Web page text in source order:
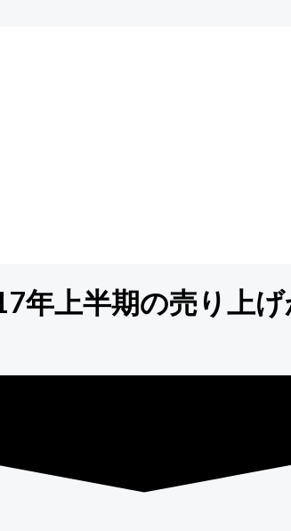
年上半期の売り上